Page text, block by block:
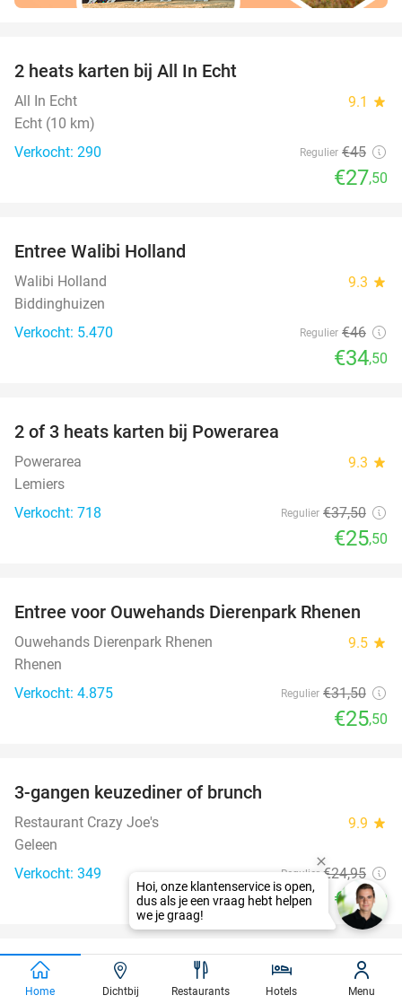
2 heats karten bij All In Echt
All In Echt 9.1 star
Echt (10 km)
Verkocht: 290
Regulier €45
€27,50
Entree Walibi Holland
Walibi Holland 9.3 star
Biddinghuizen
Verkocht: 5.470
Regulier €46
€34,50
2 of 3 heats karten bij Powerarea
Powerarea 9.3 star
Lemiers
Verkocht: 718
Regulier €37,50
€25,50
19%
Entree voor Ouwehands Dierenpark Rhenen
Ouwehands Dierenpark Rhenen 9.5 star
Rhenen
Verkocht: 4.875
Regulier €31,50
€25,50
3-gangen keuzediner of brunch
Restaurant Crazy Joe's 9.9 star
Geleen
Verkocht: 349
Regulier €24,95
€12,50
43%
OUT
favorite_border
Ontspanningsmassage naar keuze (60 of 90
min)
Home Dichtbij Restaurants Hotels Menu